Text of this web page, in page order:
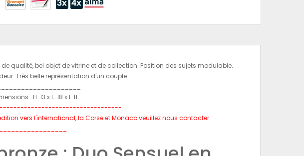
qualité, bel objet de vitrine et de collection. Position des sujets modulable.
Très belle représentation d'un couple.
: H. 13 x L. 18 x l. 11 .
vers l'international, la Corse et Monaco veuillez nous contacter.